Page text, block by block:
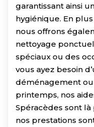
garantissant ainsi
hygiénique. En
nous offrons
nettoyage
spéciaux ou des
vous ayez besoin
déménagement
printemps, nos
Spéracèdes sont
nos prestations